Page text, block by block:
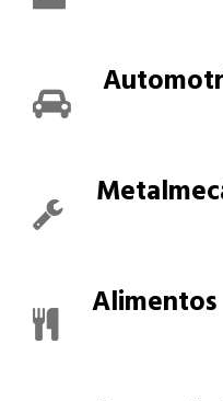
Alimentos